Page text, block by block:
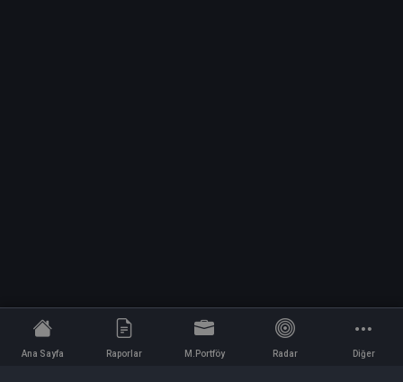
Ana Sayfa Raporlar M.Portföy Radar Diğer